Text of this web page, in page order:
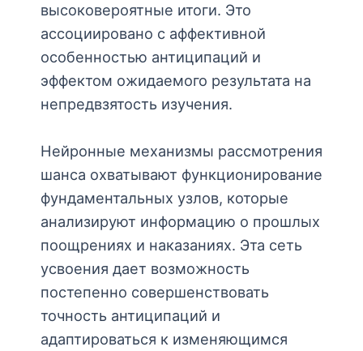
высоковероятные итоги. Это
ассоциировано с аффективной
особенностью антиципаций и
эффектом ожидаемого результата на
непредвзятость изучения.
Нейронные механизмы рассмотрения
шанса охватывают функционирование
фундаментальных узлов, которые
анализируют информацию о прошлых
поощрениях и наказаниях. Эта сеть
усвоения дает возможность
постепенно совершенствовать
точность антиципаций и
адаптироваться к изменяющимся